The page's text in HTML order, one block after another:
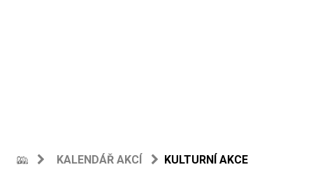
KALENDÁŘ AKCÍ KULTURNÍ AKCE